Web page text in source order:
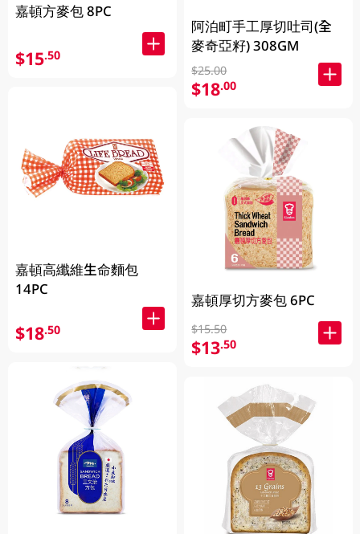
嘉頓方麥包 8PC
$15.50
嘉頓高纖維生命麵包
14PC
$18.50
阿泊町手工厚切吐司(全
麥奇亞籽) 308GM
$25.00
$18.00
嘉頓厚切方麥包 6PC
$15.50
$13.50